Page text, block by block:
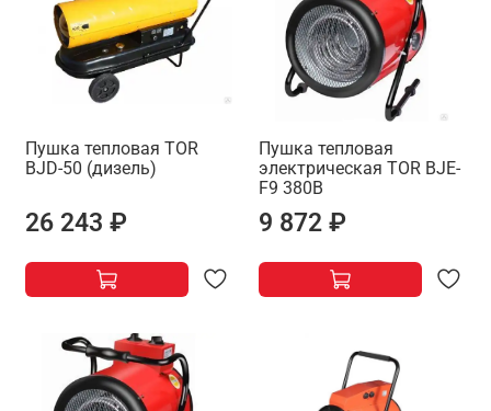
Пушка тепловая TOR
BJD-50 (дизель)
26 243 ₽
Пушка тепловая
электрическая TOR BJE-
F9 380В
9 872 ₽